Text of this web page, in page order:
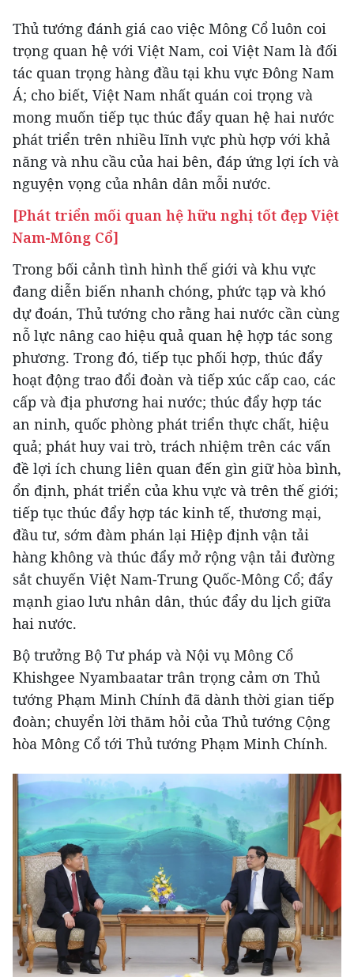
Thủ tướng đánh giá cao việc Mông Cổ luôn coi
trọng quan hệ với Việt Nam, coi Việt Nam là đối
tác quan trọng hàng đầu tại khu vực Đông Nam
Á; cho biết, Việt Nam nhất quán coi trọng và
mong muốn tiếp tục thúc đẩy quan hệ hai nước
phát triển trên nhiều lĩnh vực phù hợp với khả
năng và nhu cầu của hai bên, đáp ứng lợi ích và
nguyện vọng của nhân dân mỗi nước.
[Phát triển mối quan hệ hữu nghị tốt đẹp Việt
Nam-Mông Cổ]
Trong bối cảnh tình hình thế giới và khu vực
đang diễn biến nhanh chóng, phức tạp và khó
dự đoán, Thủ tướng cho rằng hai nước cần cùng
nỗ lực nâng cao hiệu quả quan hệ hợp tác song
phương. Trong đó, tiếp tục phối hợp, thúc đẩy
hoạt động trao đổi đoàn và tiếp xúc cấp cao, các
cấp và địa phương hai nước; thúc đẩy hợp tác
an ninh, quốc phòng phát triển thực chất, hiệu
quả; phát huy vai trò, trách nhiệm trên các vấn
đề lợi ích chung liên quan đến gìn giữ hòa bình,
ổn định, phát triển của khu vực và trên thế giới;
tiếp tục thúc đẩy hợp tác kinh tế, thương mại,
đầu tư, sớm đàm phán lại Hiệp định vận tải
hàng không và thúc đẩy mở rộng vận tải đường
sắt chuyến Việt Nam-Trung Quốc-Mông Cổ; đẩy
mạnh giao lưu nhân dân, thúc đẩy du lịch giữa
hai nước.
Bộ trưởng Bộ Tư pháp và Nội vụ Mông Cổ
Khishgee Nyambaatar trân trọng cảm ơn Thủ
tướng Phạm Minh Chính đã dành thời gian tiếp
đoàn; chuyển lời thăm hỏi của Thủ tướng Cộng
hòa Mông Cổ tới Thủ tướng Phạm Minh Chính.